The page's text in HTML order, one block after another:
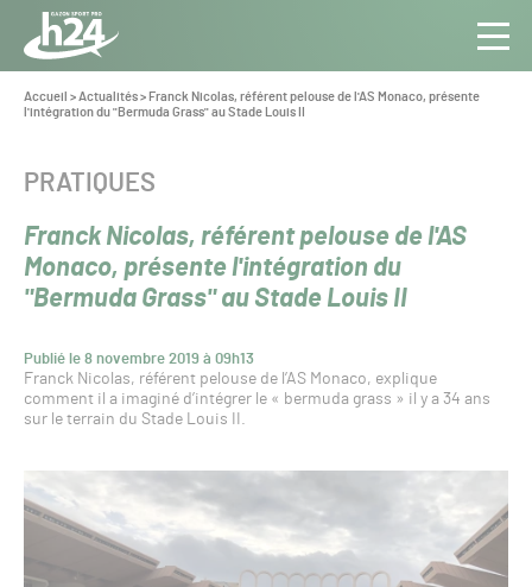
Panneau de gestion des cookies
Aller au contenu
Toute
l’info
du Gazon
Vous
êtes
Accueil >Actualités> Franck Nicolas, référent pelouse de l'AS Monaco, présente
l'intégration du "Bermuda Grass" au Stade Louis II
Franck Nicolas, référent pelouse de l'AS
Monaco, présente l'intégration du
"Bermuda Grass" au Stade Louis II
Publié le 8 novembre 2019 à 09h13
CATÉGORIE :
PRATIQUES
Franck Nicolas, référent pelouse de l’AS Monaco, explique
comment il a imaginé d’intégrer le « bermuda grass » il y a 34 ans
sur le terrain du Stade Louis II.